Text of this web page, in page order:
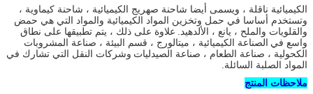
الكيميائية ناقلة ، ويسمى أيضا شاحنة صهريج الكيميائية ، شاحنة كيماوية ،
وتستخدم أساسا في حمل وتخزين المواد الكيميائية والمواد التي هي حمض
والقلويات والملح ، يانع ، الألدهيد.
علاوة على ذلك ، يتم تطبيقها على نطاق
واسع في الصناعة الكيميائية ، ميتالورج ، قسم البيئة ، صناعة المشروبات
الكحولية ، صناعة الطعام ، صناعة الصيدليات وشركات النقل التي تشارك في
المواد الصلبة السائلة.
ملاحظات المنتج